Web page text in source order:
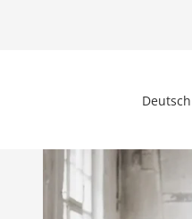
Sprache
Deutsch